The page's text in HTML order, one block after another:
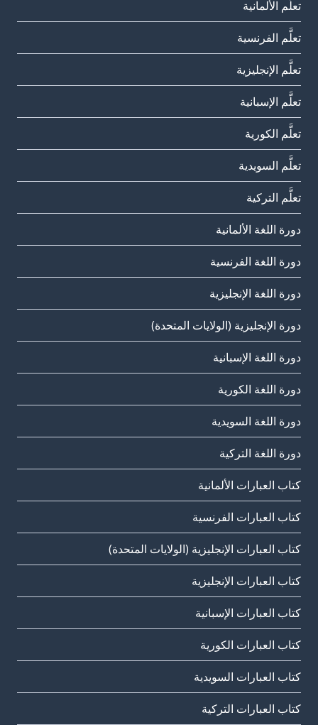
تعلَّم الألمانية
تعلَّم الفرنسية
تعلَّم الإنجليزية
تعلَّم الإسبانية
تعلَّم الكورية
تعلَّم السويدية
تعلَّم التركية
دورة اللغة الألمانية
دورة اللغة الفرنسية
دورة اللغة الإنجليزية
دورة الإنجليزية (الولايات المتحدة)
دورة اللغة الإسبانية
دورة اللغة الكورية
دورة اللغة السويدية
دورة اللغة التركية
كتاب العبارات الألمانية
كتاب العبارات الفرنسية
كتاب العبارات الإنجليزية (الولايات المتحدة)
كتاب العبارات الإنجليزية
كتاب العبارات الإسبانية
كتاب العبارات الكورية
كتاب العبارات السويدية
كتاب العبارات التركية